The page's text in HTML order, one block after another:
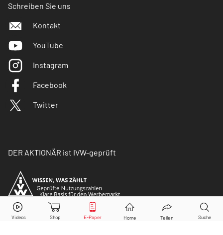
Schreiben Sie uns
Kontakt
YouTube
Instagram
Facebook
Twitter
DER AKTIONÄR ist IVW-geprüft